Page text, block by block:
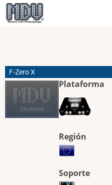
Pasar
al
F-Zero X
Plataforma
Región
Soporte